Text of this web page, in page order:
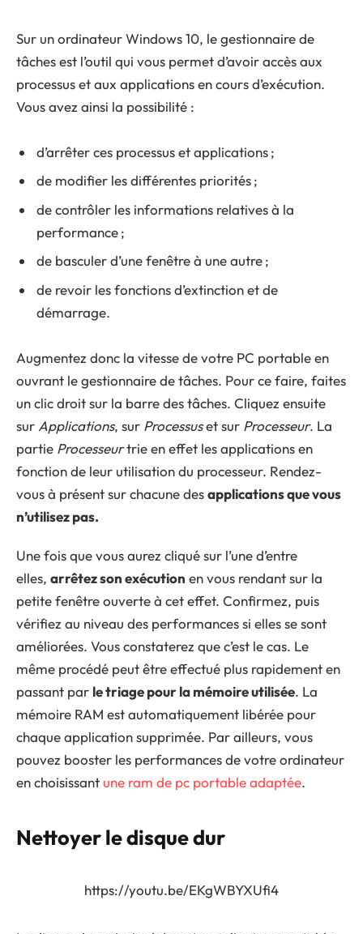
Sur un ordinateur Windows 10, le gestionnaire de
tâches est l’outil qui vous permet d’avoir accès aux
processus et aux applications en cours d’exécution.
Vous avez ainsi la possibilité :
d’arrêter ces processus et applications ;
de modifier les différentes priorités ;
de contrôler les informations relatives à la
performance ;
de basculer d’une fenêtre à une autre ;
de revoir les fonctions d’extinction et de
démarrage.
Augmentez donc la vitesse de votre PC portable en
ouvrant le gestionnaire de tâches. Pour ce faire, faites
un clic droit sur la barre des tâches. Cliquez ensuite
sur Applications, sur Processuset sur Processeur. La
partie Processeurtrie en effet les applications en
fonction de leur utilisation du processeur. Rendez-
vous à présent sur chacune desapplications que vous
n’utilisez pas.
Une fois que vous aurez cliqué sur l’une d’entre
elles, arrêtez son exécution en vous rendant sur la
petite fenêtre ouverte à cet effet. Confirmez, puis
vérifiez au niveau des performances si elles se sont
améliorées. Vous constaterez que c’est le cas. Le
même procédé peut être effectué plus rapidement en
passant par le triage pour la mémoire utilisée. La
mémoire RAM est automatiquement libérée pour
chaque application supprimée. Par ailleurs, vous
pouvez booster les performances de votre ordinateur
en choisissant une ram de pc portable adaptée.
Nettoyer le disque dur
https://youtu.be/EKgWBYXUfi4